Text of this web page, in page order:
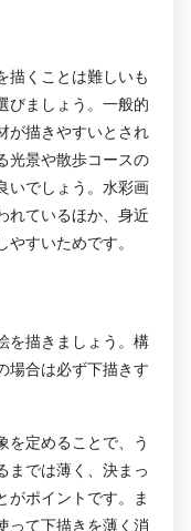
描くことは難しいも
びましょう。一般的
が描きやすいとされ
光景や散歩コースの
いでしょう。水彩画
れているほか、身近
すいためです。
を描きましょう。構
場合は必ず下描きす
を定めることで、う
までは薄く、決まっ
がポイントです。ま
って下描きを薄く消